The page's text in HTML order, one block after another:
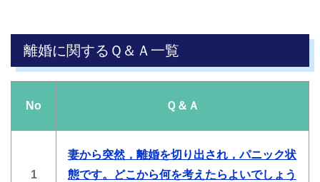
離婚に関するＱ＆Ａ一覧
No Ｑ＆Ａ
1
妻から突然，離婚を切り出され，パニック状
態です。どこから何を考えたらよいでしょう